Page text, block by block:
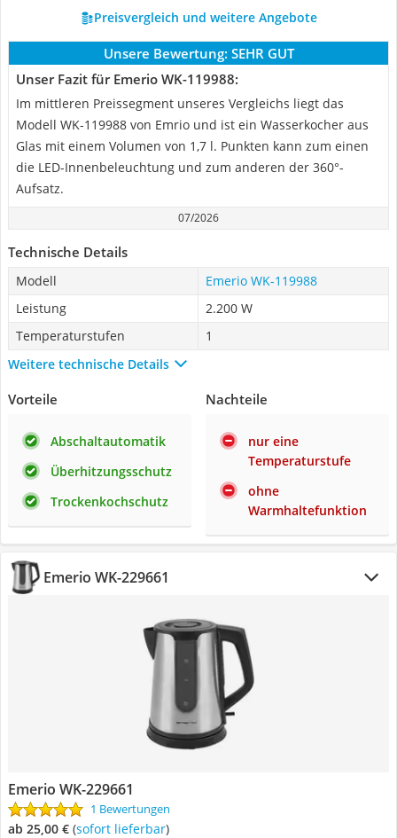
Preisvergleich und weitere Angebote
Unsere Bewertung: SEHR GUT
Unser Fazit für Emerio WK-119988:
Im mittleren Preissegment unseres Vergleichs liegt das
Modell WK-119988 von Emrio und ist ein Wasserkocher aus
Glas mit einem Volumen von 1,7 l. Punkten kann zum einen
die LED-Innenbeleuchtung und zum anderen der 360°-
Aufsatz.
07/2026
Technische Details
Modell
Emerio WK-119988
Leistung
2.200 W
Temperaturstufen
1
Weitere technische Details
Vorteile
Abschaltautomatik
Überhitzungsschutz
Trockenkochschutz
Nachteile
nur eine
Temperaturstufe
ohne
Warmhaltefunktion
Emerio WK-229661
Emerio WK-229661
1 Bewertungen
ab 25,00 € ( Sofort lieferbar)